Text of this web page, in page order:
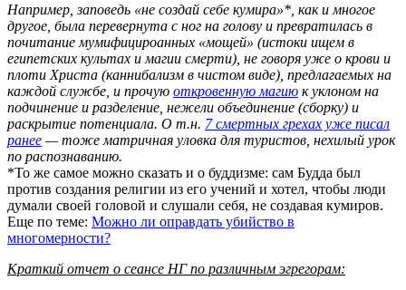
Например, заповедь «не создай себе кумира»*, как и многое
другое, была перевернута с ног на голову и превратилась в
почитание мумифицироанных «мощей» (истоки ищем в
египетских культах и магии смерти), не говоря уже о крови и
плоти Христа (каннибализм в чистом виде), предлагаемых на
каждой службе, и прочую откровенную магию к уклоном на
подчинение и разделение, нежели объединение (сборку) и
раскрытие потенциала. О т.н. 7 смертных грехах уже писал
ранее — тоже матричная уловка для туристов, нехилый урок
по распознаванию.
*То же самое можно сказать и о буддизме: сам Будда был
против создания религии из его учений и хотел, чтобы люди
думали своей головой и слушали себя, не создавая кумиров.
Еще по теме: Можно ли оправдать убийство в
многомерности?
Краткий отчет о сеансе НГ по различным эгрегорам: